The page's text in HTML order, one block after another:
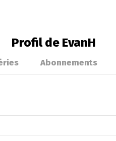
Profil de EvanH
Abonnements